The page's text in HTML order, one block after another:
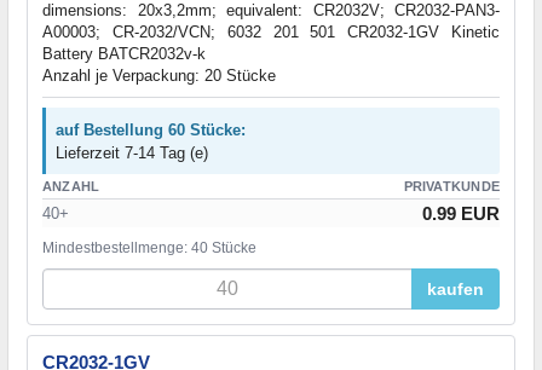
dimensions: 20x3,2mm; equivalent: CR2032V; CR2032-PAN3-
A00003; CR-2032/VCN; 6032 201 501 CR2032-1GV Kinetic
Battery BATCR2032v-k
Anzahl je Verpackung: 20 Stücke
auf Bestellung 60 Stücke:
Lieferzeit 7-14 Tag (e)
ANZAHL PRIVATKUNDE
40+ 0.99 EUR
Mindestbestellmenge: 40 Stücke
kaufen
CR2032-1GV